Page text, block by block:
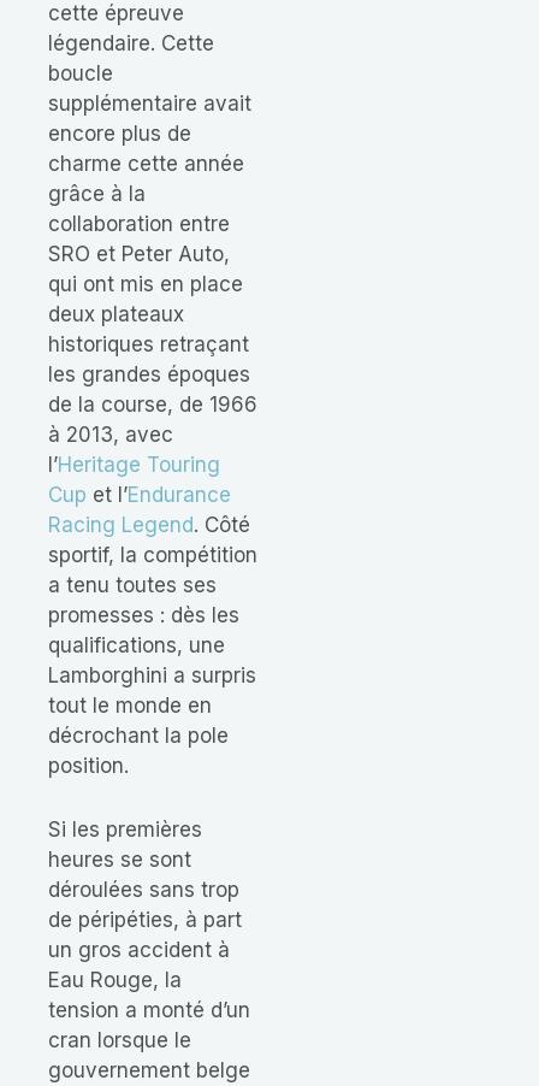
cette épreuve
légendaire. Cette
boucle
supplémentaire avait
encore plus de
charme cette année
grâce à la
collaboration entre
SRO et Peter Auto,
qui ont mis en place
deux plateaux
historiques retraçant
les grandes époques
de la course, de 1966
à 2013, avec
l’Heritage Touring
Cup et l’Endurance
Racing Legend. Côté
sportif, la compétition
a tenu toutes ses
promesses : dès les
qualifications, une
Lamborghini a surpris
tout le monde en
décrochant la pole
position.
Si les premières
heures se sont
déroulées sans trop
de péripéties, à part
un gros accident à
Eau Rouge, la
tension a monté d’un
cran lorsque le
gouvernement belge